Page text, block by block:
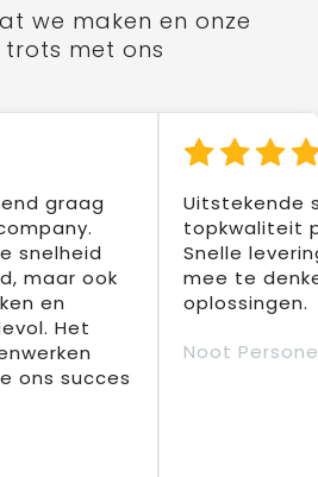
we maken en onze
met ons
graag
snelheid
maar ook
en
Het
ons succes
Uitstekende
topkwaliteit
Snelle
mee te
oplossingen.
Noot